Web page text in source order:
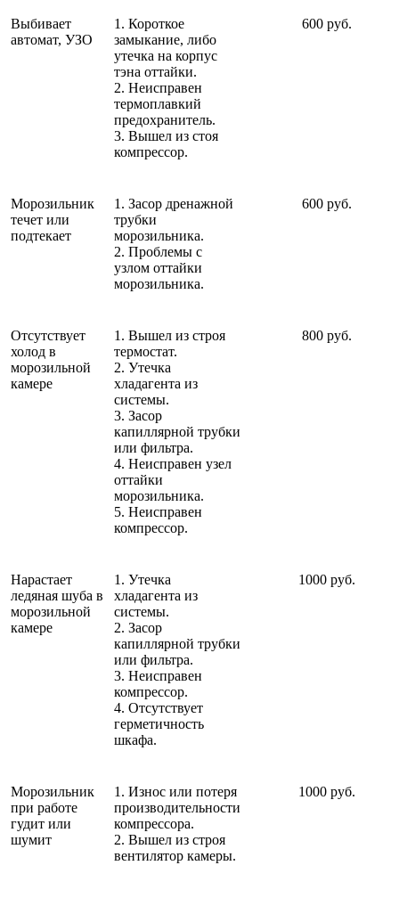
Выбивает
автомат, УЗО
1. Короткое
замыкание, либо
утечка на корпус
тэна оттайки.
2. Неисправен
термоплавкий
предохранитель.
3. Вышел из стоя
компрессор.
600 руб.
Морозильник
течет или
подтекает
1. Засор дренажной
трубки
морозильника.
2. Проблемы с
узлом оттайки
морозильника.
600 руб.
Отсутствует
холод в
морозильной
камере
1. Вышел из строя
термостат.
2. Утечка
хладагента из
системы.
3. Засор
капиллярной трубки
или фильтра.
4. Неисправен узел
оттайки
морозильника.
5. Неисправен
компрессор.
800 руб.
Нарастает
ледяная шуба в
морозильной
камере
1. Утечка
хладагента из
системы.
2. Засор
капиллярной трубки
или фильтра.
3. Неисправен
компрессор.
4. Отсутствует
герметичность
шкафа.
1000 руб.
Морозильник
при работе
гудит или
шумит
1. Износ или потеря
производительности
компрессора.
2. Вышел из строя
вентилятор камеры.
1000 руб.